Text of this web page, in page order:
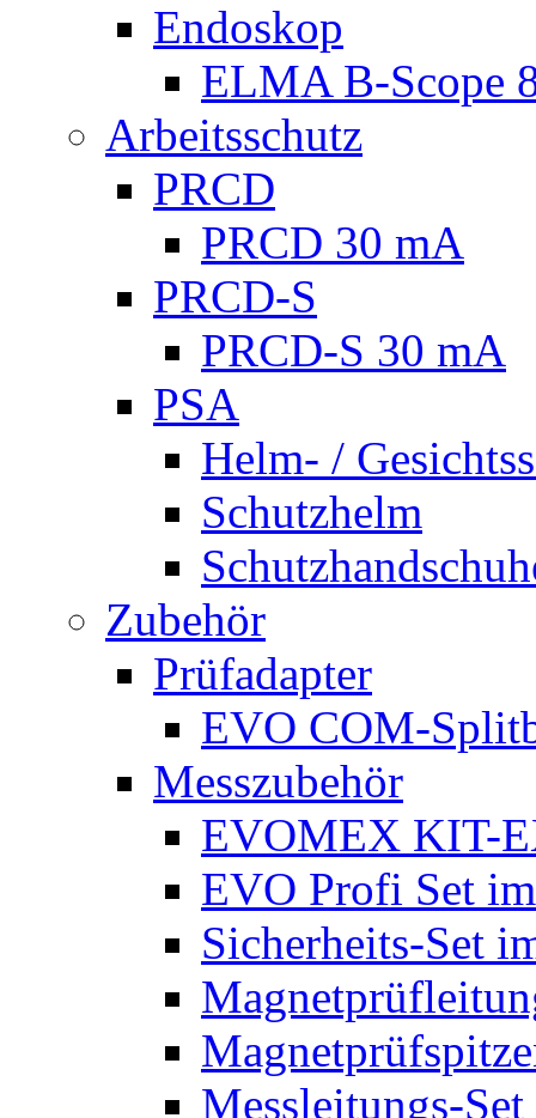
Endoskop
ELMA B-Scope
Arbeitsschutz
PRCD
PRCD 30 mA
PRCD-S
PRCD-S 30 mA
PSA
Helm- /
Schutzhelm
Zubehör
Prüfadapter
EVO COM-
Messzubehör
EVOMEX KIT-
EVO Profi Set
Sicherheits-Set
Messleitungs-Set